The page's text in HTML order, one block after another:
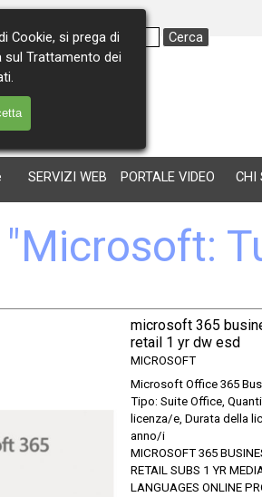
Cookie, si prega di
Trattamento dei
Cerca
227
(ME)
SERVIZI WEB PORTALE VIDEO CHI
"Microsoft:
microsoft 365
retail 1 yr dw esd
MICROSOFT
Microsoft Office 365
Tipo: Suite Office,
licenza/e, Durata della
anno/i
MICROSOFT 365
RETAIL SUBS 1 YR
LANGUAGES ONLINE